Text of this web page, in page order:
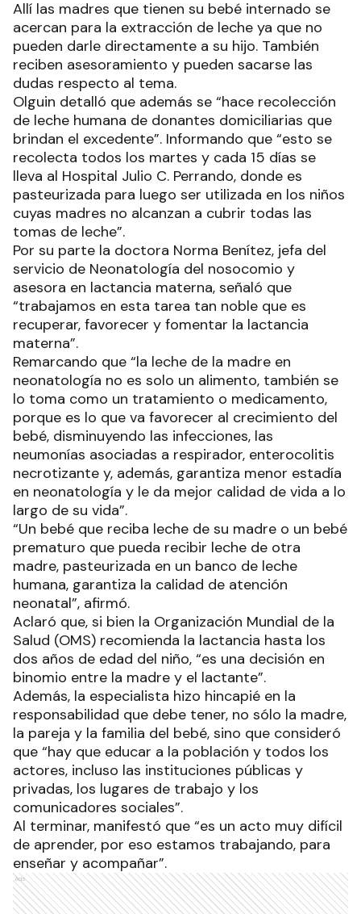
Allí las madres que tienen su bebé internado se
acercan para la extracción de leche ya que no
pueden darle directamente a su hijo. También
reciben asesoramiento y pueden sacarse las
dudas respecto al tema.
Olguin detalló que además se “hace recolección
de leche humana de donantes domiciliarias que
brindan el excedente”. Informando que “esto se
recolecta todos los martes y cada 15 días se
lleva al Hospital Julio C. Perrando, donde es
pasteurizada para luego ser utilizada en los niños
cuyas madres no alcanzan a cubrir todas las
tomas de leche”.
Por su parte la doctora Norma Benítez, jefa del
servicio de Neonatología del nosocomio y
asesora en lactancia materna, señaló que
“trabajamos en esta tarea tan noble que es
recuperar, favorecer y fomentar la lactancia
materna”.
Remarcando que “la leche de la madre en
neonatología no es solo un alimento, también se
lo toma como un tratamiento o medicamento,
porque es lo que va favorecer al crecimiento del
bebé, disminuyendo las infecciones, las
neumonías asociadas a respirador, enterocolitis
necrotizante y, además, garantiza menor estadía
en neonatología y le da mejor calidad de vida a lo
largo de su vida”.
“Un bebé que reciba leche de su madre o un bebé
prematuro que pueda recibir leche de otra
madre, pasteurizada en un banco de leche
humana, garantiza la calidad de atención
neonatal”, afirmó.
Aclaró que, si bien la Organización Mundial de la
Salud (OMS) recomienda la lactancia hasta los
dos años de edad del niño, “es una decisión en
binomio entre la madre y el lactante”.
Además, la especialista hizo hincapié en la
responsabilidad que debe tener, no sólo la madre,
la pareja y la familia del bebé, sino que consideró
que “hay que educar a la población y todos los
actores, incluso las instituciones públicas y
privadas, los lugares de trabajo y los
comunicadores sociales”.
Al terminar, manifestó que “es un acto muy difícil
de aprender, por eso estamos trabajando, para
enseñar y acompañar”.
Ads